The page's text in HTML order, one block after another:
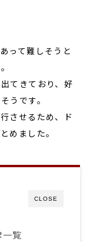
って難しそうと
てきており、好
うです。
させるため、ド
めました。
CLOSE
覧